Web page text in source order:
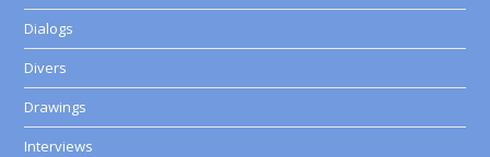
Dialogs
Divers
Drawings
Interviews